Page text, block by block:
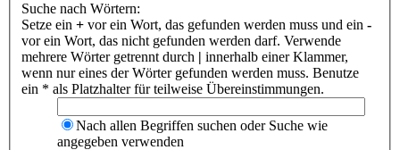
Suche nach Wörtern:
Setze ein + vor ein Wort, das gefunden werden muss und ein -
vor ein Wort, das nicht gefunden werden darf. Verwende
mehrere Wörter getrennt durch | innerhalb einer Klammer,
wenn nur eines der Wörter gefunden werden muss. Benutze
ein * als Platzhalter für teilweise Übereinstimmungen.
Nach allen Begriffen suchen oder Suche wie
angegeben verwenden